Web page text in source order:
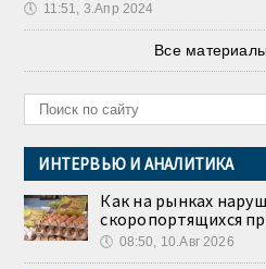
🕔 11:51, 3.Апр 2024
Все
ИНТЕРВЬЮ И АНАЛИТИКА
Как на рынках
скоропортящихся
🕔 08:50, 10.Авг 2026